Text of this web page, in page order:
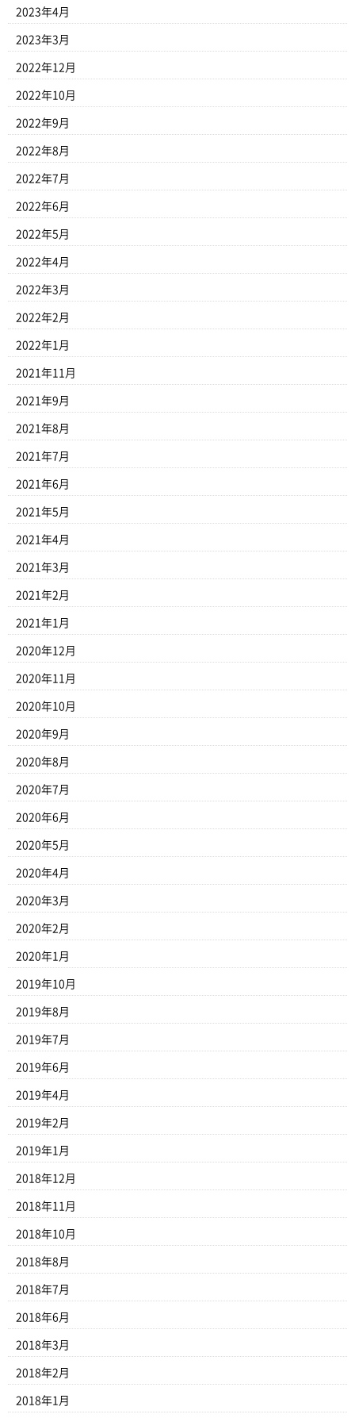
2023年4月
2023年3月
2022年12月
2022年10月
2022年9月
2022年8月
2022年7月
2022年6月
2022年5月
2022年4月
2022年3月
2022年2月
2022年1月
2021年11月
2021年9月
2021年8月
2021年7月
2021年6月
2021年5月
2021年4月
2021年3月
2021年2月
2021年1月
2020年12月
2020年11月
2020年10月
2020年9月
2020年8月
2020年7月
2020年6月
2020年5月
2020年4月
2020年3月
2020年2月
2020年1月
2019年10月
2019年8月
2019年7月
2019年6月
2019年4月
2019年2月
2019年1月
2018年12月
2018年11月
2018年10月
2018年8月
2018年7月
2018年6月
2018年3月
2018年2月
2018年1月